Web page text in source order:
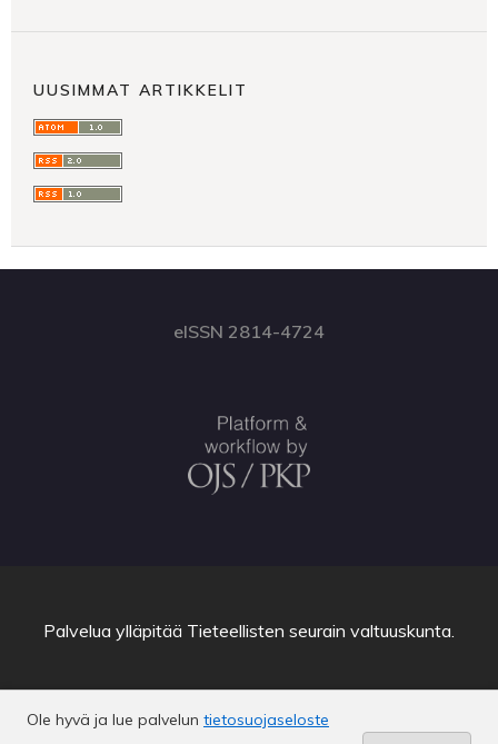
UUSIMMAT ARTIKKELIT
eISSN 2814-4724
Ole hyvä ja lue palvelun tietosuojaseloste
Palvelua ylläpitää Tieteellisten seurain valtuuskunta.